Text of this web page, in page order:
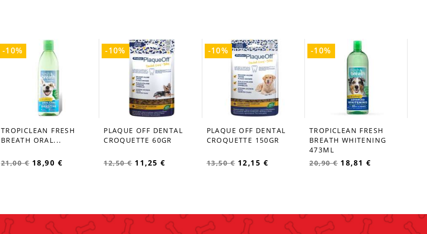
favorite_border
TROPICLEAN FRESH
BREATH ORAL...
21,00 € 18,90 €
-10%
favorite_border
PLAQUE OFF DENTAL
CROQUETTE 60GR
12,50 € 11,25 €
-10%
favorite_border
PLAQUE OFF DENTAL
CROQUETTE 150GR
13,50 € 12,15 €
-10%
favorite_border
TROPICLEAN FRESH
BREATH WHITENING
473ML
20,90 € 18,81 €
-10%